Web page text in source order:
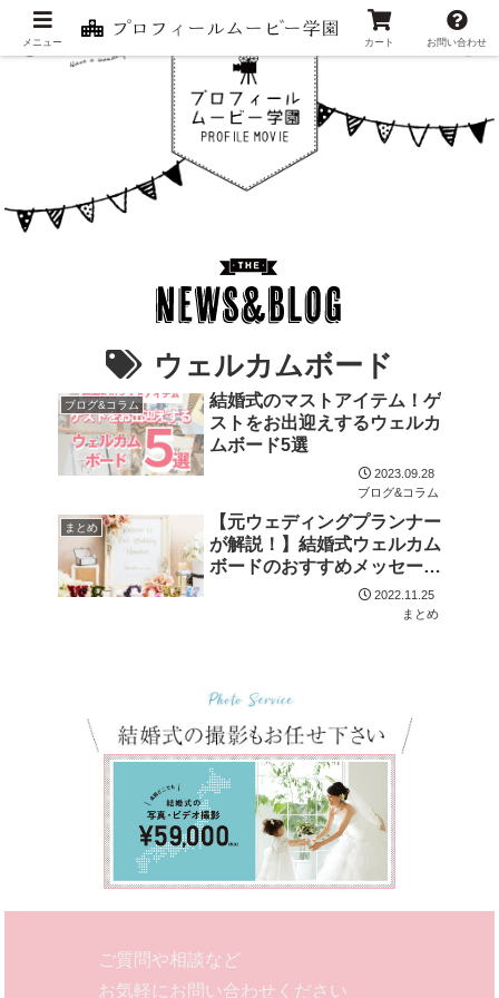
ウェルカムボード
ブログ&コラム
結婚式のマストアイテム！ゲ
ストをお出迎えするウェルカ
ムボード5選
2023.09.28
ブログ&コラム
まとめ
【元ウェディングプランナー
が解説！】結婚式ウェルカム
ボードのおすすめメッセージ
2022.11.25
まとめ
ご質問や相談など
お気軽にお問い合わせください
メニュー カート お問い合わせ